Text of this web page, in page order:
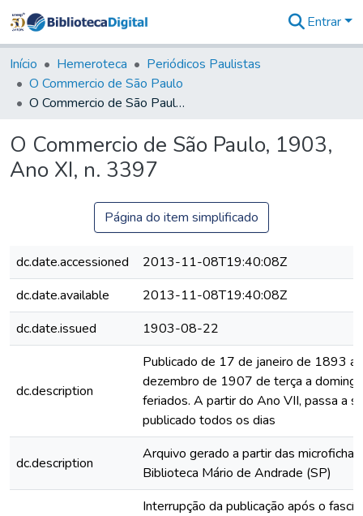
&
Coleções
Tudo na
Biblioteca
Estatísticas
Entrar
Início Hemeroteca
Periódicos Paulistas
O Commercio de São Paulo
O Commercio de São Paulo, 1903, Ano XI, n. 3397
O Commercio de São Paulo, 1903,
Ano XI, n. 3397
Página do item simplificado
dc.date.accessioned
2013-11-08T19:40:08Z
dc.date.available
2013-11-08T19:40:08Z
dc.date.issued
1903-08-22
dc.description
Publicado de 17 de janeiro de 1893 a
dezembro de 1907 de terça a
feriados. A partir do Ano VII, passa a
publicado todos os dias
dc.description
Arquivo gerado a partir das
Biblioteca Mário de Andrade (SP)
Interrupção da publicação após o